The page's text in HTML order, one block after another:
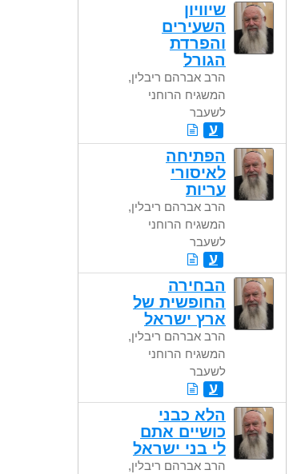
שיוויון
השעירים
והפרדת
הגורל
הרב אברהם ריבלין,
המשגיח הרוחני
לשעבר
ע
הפתיחה
לאיסורי
עריות
הרב אברהם ריבלין,
המשגיח הרוחני
לשעבר
ע
הבחירה
החופשית של
ארץ ישראל
הרב אברהם ריבלין,
המשגיח הרוחני
לשעבר
ע
הלא כבני
כושיים אתם
לי בני ישראל
הרב אברהם ריבלין,